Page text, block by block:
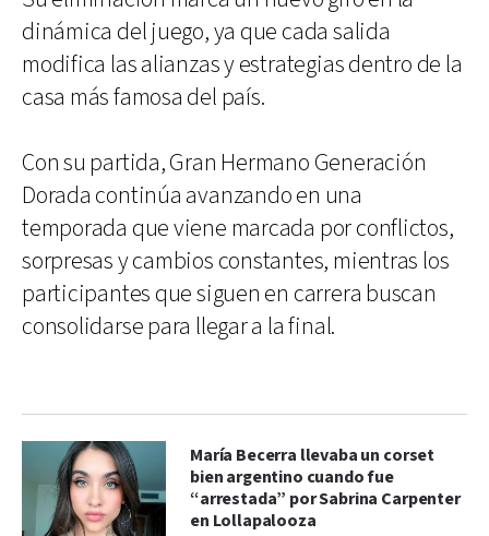
dinámica del juego, ya que cada salida
modifica las alianzas y estrategias dentro de la
casa más famosa del país.
Con su partida, Gran Hermano Generación
Dorada continúa avanzando en una
temporada que viene marcada por conflictos,
sorpresas y cambios constantes, mientras los
participantes que siguen en carrera buscan
consolidarse para llegar a la final.
María Becerra llevaba un corset
bien argentino cuando fue
“arrestada” por Sabrina Carpenter
en Lollapalooza